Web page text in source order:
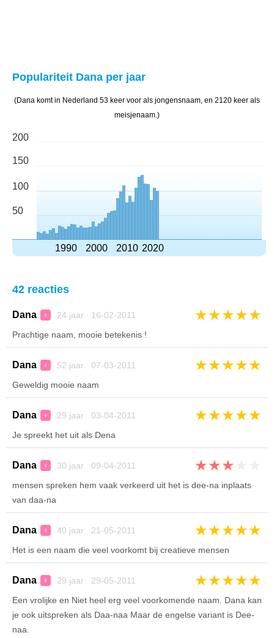
Populariteit Dana per jaar
(Dana komt in Nederland 53 keer voor als jongensnaam, en 2120 keer als
meisjenaam.)
200
150
100
50
1990 2000 2010 2020
42 reacties
Dana ♀ 24 jaar 16-02-2011 ★★★★★
Prachtige naam, mooie betekenis !
Dana ♀ 52 jaar 07-03-2011 ★★★★★
Geweldig mooie naam
Dana ♀ 29 jaar 03-04-2011 ★★★★★
Je spreekt het uit als Dena
Dana ♀ 30 jaar 09-04-2011 ★★★
mensen spreken hem vaak verkeerd uit het is dee-na inplaats
van daa-na
Dana ♀ 40 jaar 21-05-2011 ★★★★★
Het is een naam die veel voorkomt bij creatieve mensen
Dana ♀ 29 jaar 29-05-2011 ★★★★★
Een vrolijke en Niet heel erg veel voorkomende naam. Dana kan
je ook uitspreken als Daa-naa Maar de engelse variant is Dee-
naa.